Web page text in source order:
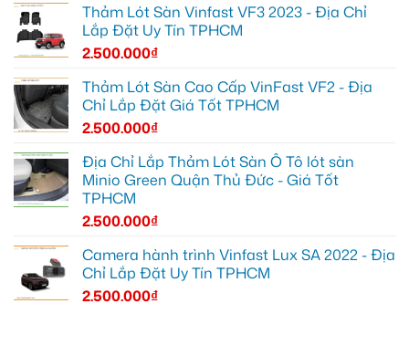
Thảm Lót Sàn Vinfast VF3 2023 - Địa Chỉ
Lắp Đặt Uy Tín TPHCM
2.500.000₫
Thảm Lót Sàn Cao Cấp VinFast VF2 - Địa
Chỉ Lắp Đặt Giá Tốt TPHCM
2.500.000₫
Địa Chỉ Lắp Thảm Lót Sàn Ô Tô lót sàn
Minio Green Quận Thủ Đức - Giá Tốt
TPHCM
2.500.000₫
Camera hành trình Vinfast Lux SA 2022 - Địa
Chỉ Lắp Đặt Uy Tín TPHCM
2.500.000₫